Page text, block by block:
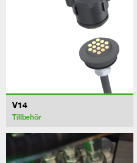
V14
Tillbehör